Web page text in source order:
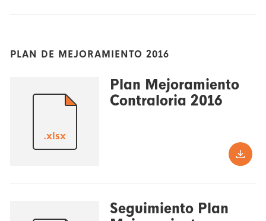
PLAN DE MEJORAMIENTO 2016
.xlsx
Plan Mejoramiento
Contraloria 2016
Seguimiento Plan